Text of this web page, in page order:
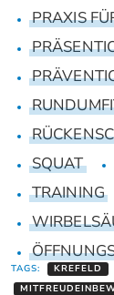
PRAXIS
SQUAT
TRAINING
TAGS: KREFELD